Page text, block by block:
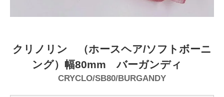
クリノリン （ホースヘア/ソフトボーニ
ング）幅80mm バーガンディ
CRYCLO/SB80/BURGANDY